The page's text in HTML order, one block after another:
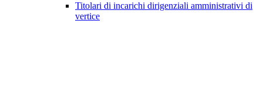
Titolari di incarichi dirigenziali amministrativi di
vertice